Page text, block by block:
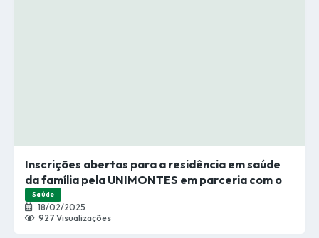
Inscrições abertas para a residência em saúde
da família pela UNIMONTES em parceria com o
Ministério da Saúde
18/02/2025
Saúde
927 Visualizações